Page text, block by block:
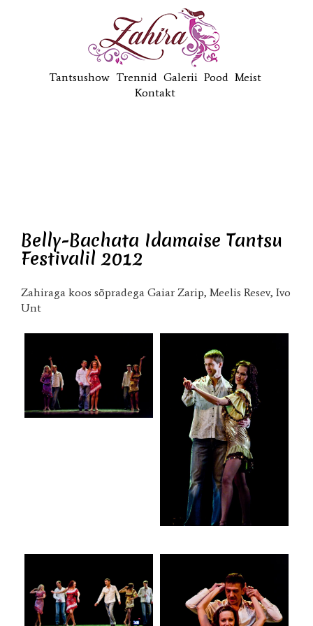
Tantsushow Trennid Galerii Pood Meist
Kontakt
Belly-Bachata Idamaise Tantsu
Festivalil 2012
Zahiraga koos sõpradega Gaiar Zarip, Meelis Resev, Ivo
Unt